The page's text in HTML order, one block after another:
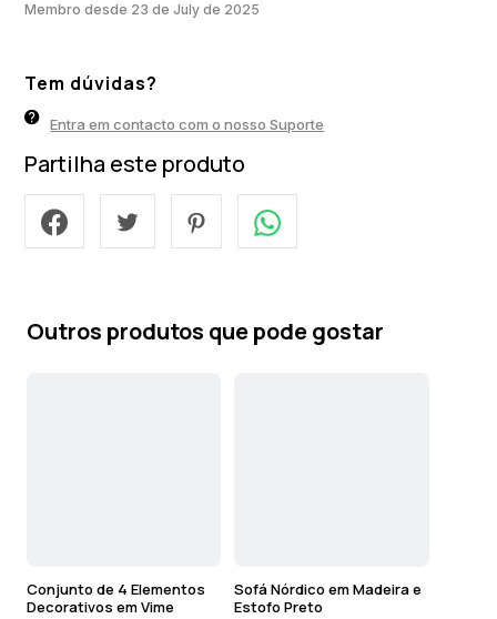
Membro desde 23 de July de 2025
Tem dúvidas?
Entra em contacto com o nosso Suporte
Partilha este produto
Outros produtos que pode gostar
Conjunto de 4 Elementos
Decorativos em Vime
Sofá Nórdico em Madeira e
Estofo Preto